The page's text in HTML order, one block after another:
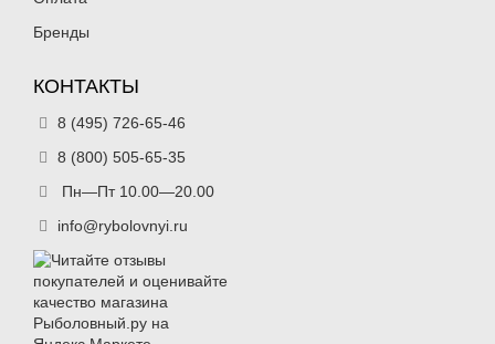
Бренды
КОНТАКТЫ
8 (495) 726-65-46
8 (800) 505-65-35
Пн—Пт 10.00—20.00
info@rybolovnyi.ru